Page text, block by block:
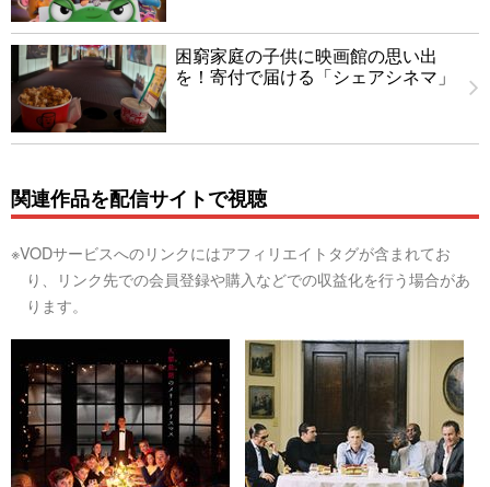
困窮家庭の子供に映画館の思い出
を！寄付で届ける「シェアシネマ」
関連作品を配信サイトで視聴
※VODサービスへのリンクにはアフィリエイトタグが含まれてお
り、リンク先での会員登録や購入などでの収益化を行う場合があ
ります。